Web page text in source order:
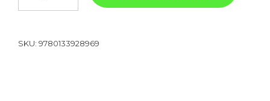
SKU: 9780133928969